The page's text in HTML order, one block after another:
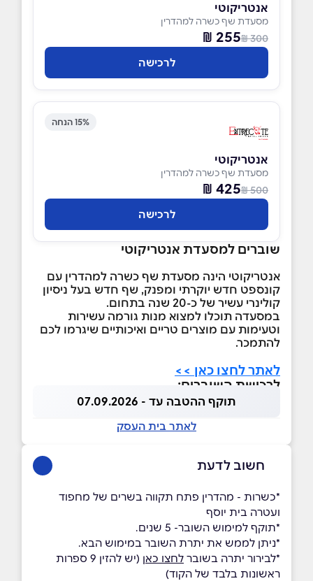
אנטריקוטי
מסעדת שף כשרה למהדרין
300 ₪
255 ₪
לרכישה
15% הנחה
אנטריקוטי
מסעדת שף כשרה למהדרין
500 ₪
425 ₪
לרכישה
שוברים למסעדת אנטריקוטי
אנטריקוטי הינה מסעדת שף כשרה למהדרין עם
קונספט חדש יוקרתי ומפנק, שף חדש בעל ניסיון
קולינרי עשיר של כ-20 שנה בתחום.
במסעדה תוכלו למצוא מנות גורמה עשירות
וטעימות עם מוצרים טריים ואיכותיים שיגרמו לכם
להתמכר.
לאתר לחצו כאן >>
לרכישת השוברים:
תוקף ההטבה עד - 07.09.2026
לאתר בית העסק
חשוב לדעת
*כשרות - מהדרין פתח תקווה בשרים של מחפוד
ועטרה בית יוסף
*תוקף למימוש השובר- 5 שנים.
*ניתן לממש את יתרת השובר במימוש הבא.
*לבירור יתרה בשובר לחצו כאן
(יש להזין 9 ספרות
ראשונות בלבד של הקוד)